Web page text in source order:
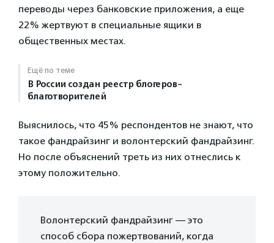
переводы через банковские приложения, а еще
22% жертвуют в специальные ящики в
общественных местах.
Ещё по теме
В России создан реестр блогеров-
благотворителей
Выяснилось, что 45% респондентов не знают, что
такое фандрайзинг и волонтерский фандрайзинг.
Но после объяснений треть из них отнеслись к
этому положительно.
Волонтерский фандрайзинг — это
способ сбора пожертвований, когда